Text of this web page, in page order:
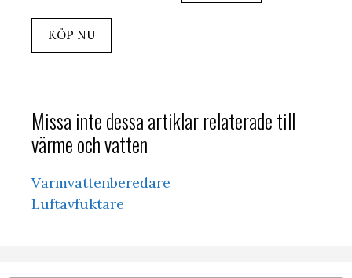
KÖP NU
Missa inte dessa artiklar relaterade till
värme och vatten
Varmvattenberedare
Luftavfuktare